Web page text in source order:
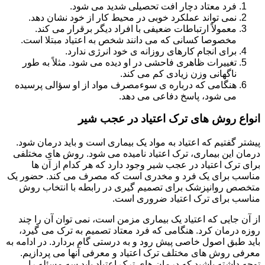
فرد معتاد دچار افت تحصیلی شدید می شود.
نمی تواند عملکرد خوبی در محیط کار از خود نشان دهد.
معمولاً ارتباطات ضعیفی با افراد دیگر برقرار می کند.
مخصوصا کسانی که می دانند شخص به اعتیاد مبتلا است.
برای انجام کارهای روزانه ی خود انرژی ندارد.
تغییرات ظاهری فاحشی در او دیده می شود. مثلاً به طور
ناگهانی وزن زیادی کم می کند.
هنگامی که درباره ی سوءمصرف مواد از او سؤالی پرسیده
می شود، پاسخ دفاعی می دهد.
انواع روش های ترک اعتیاد در عجب شیر
پیشتر گفتیم که اعتیاد به مواد یک بیماری است و باید درمان شود.
درمان این بیماری، ترک اعتیاد نامیده می شود. روش های مختلفی
برای ترک اعتیاد در عجب شیر وجود دارد که هر کدام از آن ها
مناسب برای یک فرد و مخدری است که مصرف می کند. حضور یک
متخصص روانپزشک برای تصمیم گیری در رابطه با انتخاب روش
مناسب برای ترک اعتیاد ضروری است.
از آن جایی که اعتیاد یک بیماری مزمن است، نمی توان آن را چند
روزه درمان کرد. هنگامی که فرد معتاد تصمیم به ترک می گیرد،
باید طبق اصول خاصی پیش رود و به درستی گام بردارد. در ادامه به
معرفی روش های مختلف ترک اعتیاد و معرفی آنها می پردازیم.